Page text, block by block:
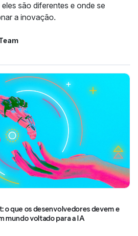
são diferentes e onde se
a inovação.
o que os desenvolvedores devem e
mundo voltado para a IA